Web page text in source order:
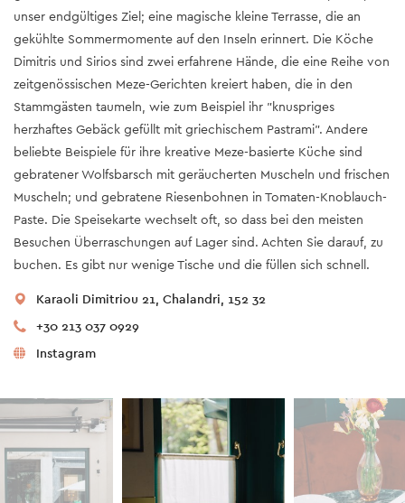
unser endgültiges Ziel; eine magische kleine Terrasse, die an
gekühlte Sommermomente auf den Inseln erinnert. Die Köche
Dimitris und Sirios sind zwei erfahrene Hände, die eine Reihe von
zeitgenössischen Meze-Gerichten kreiert haben, die in den
Stammgästen taumeln, wie zum Beispiel ihr "knuspriges
herzhaftes Gebäck gefüllt mit griechischem Pastrami". Andere
beliebte Beispiele für ihre kreative Meze-basierte Küche sind
gebratener Wolfsbarsch mit geräucherten Muscheln und frischen
Muscheln; und gebratene Riesenbohnen in Tomaten-Knoblauch-
Paste. Die Speisekarte wechselt oft, so dass bei den meisten
Besuchen Überraschungen auf Lager sind. Achten Sie darauf, zu
buchen. Es gibt nur wenige Tische und die füllen sich schnell.
Karaoli Dimitriou 21, Chalandri, 152 32
+30 213 037 0929
Instagram